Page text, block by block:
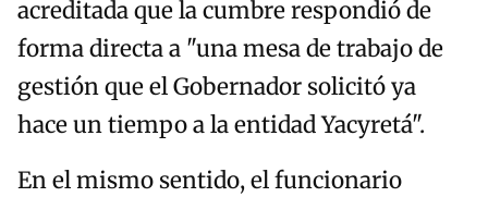
acreditada que la cumbre respondió de
forma directa a "una mesa de trabajo de
gestión que el Gobernador solicitó ya
hace un tiempo a la entidad Yacyretá".
En el mismo sentido, el funcionario